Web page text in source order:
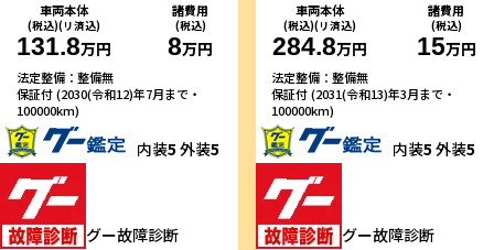
車両本体
(税込)(リ済込)
131.8万円
諸費用
(税込)
8万円
法定整備：整備無
保証付 (2030(令和12)年7月まで・
100000km)
内装5 外装5
グー故障診断
車両本体
(税込)(リ済込)
284.8万円
諸費用
(税込)
15万円
法定整備：整備無
保証付 (2031(令和13)年3月まで・
100000km)
内装5 外装5
グー故障診断